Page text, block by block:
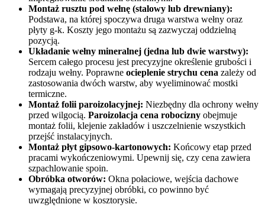
Montaż rusztu pod wełnę (stalowy lub drewniany):
Podstawa, na której spoczywa druga warstwa wełny oraz
płyty g-k. Koszty jego montażu są zazwyczaj oddzielną
pozycją.
Układanie wełny mineralnej (jedna lub dwie warstwy):
Sercem całego procesu jest precyzyjne określenie grubości i
rodzaju wełny. Poprawne ocieplenie strychu cena zależy od
zastosowania dwóch warstw, aby wyeliminować mostki
termiczne.
Montaż folii paroizolacyjnej: Niezbędny dla ochrony wełny
przed wilgocią. Paroizolacja cena robocizny obejmuje
montaż folii, klejenie zakładów i uszczelnienie wszystkich
przejść instalacyjnych.
Montaż płyt gipsowo-kartonowych: Końcowy etap przed
pracami wykończeniowymi. Upewnij się, czy cena zawiera
szpachlowanie spoin.
Obróbka otworów: Okna połaciowe, wejścia dachowe
wymagają precyzyjnej obróbki, co powinno być
uwzględnione w kosztorysie.